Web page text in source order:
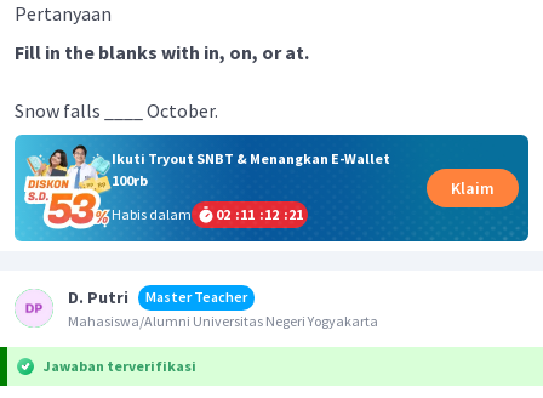
Pertanyaan
Fill in the blanks with in, on, or at.
Snow falls ____ October.
Ikuti Tryout SNBT & Menangkan E-Wallet
100rb
Habis dalam
02 :11 :12 :21
Klaim
D. Putri
Master Teacher
Mahasiswa/Alumni Universitas Negeri Yogyakarta
Jawaban terverifikasi